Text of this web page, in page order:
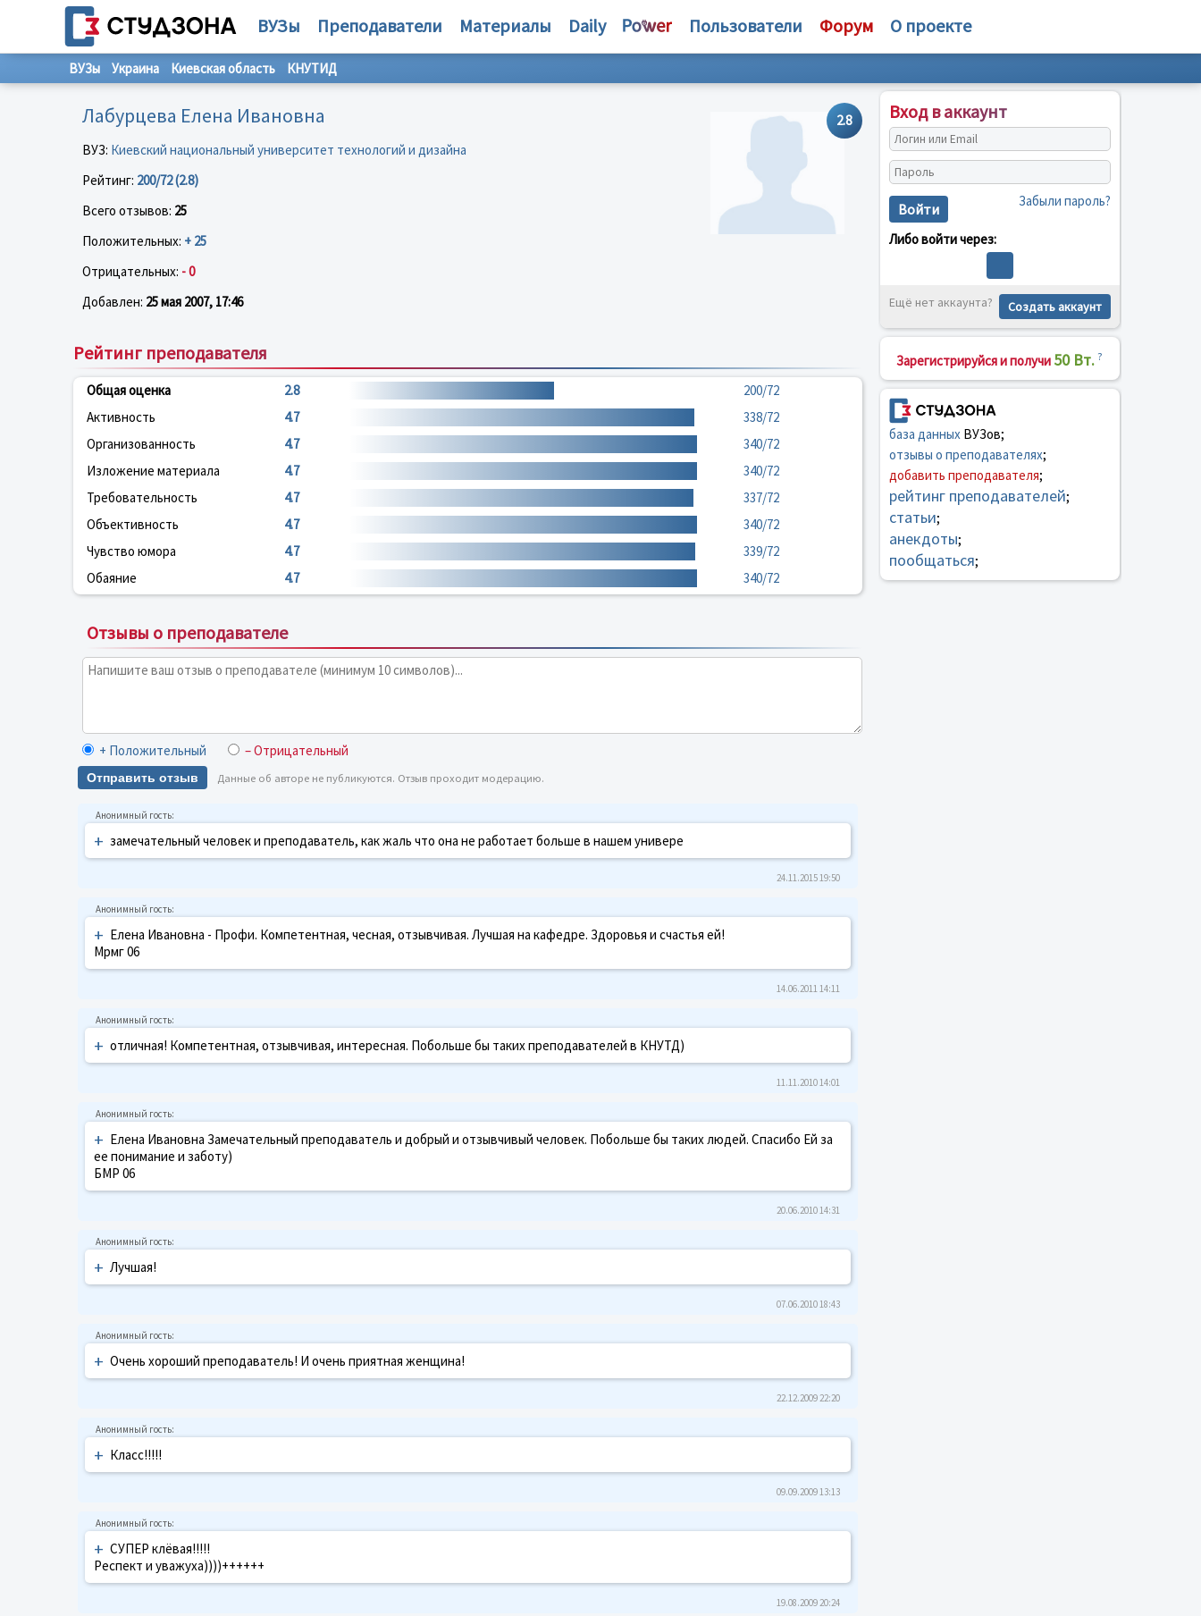
ВУЗы Преподаватели Материалы Daily Пользователи Форум О проекте
ВУЗы Украина Киевская область КНУТИД
2.8
Лабурцева Елена Ивановна
ВУЗ: Киевский национальный университет технологий и дизайна
Рейтинг: 200/72 (2.8)
Всего отзывов: 25
Положительных: + 25
Отрицательных: - 0
Добавлен: 25 мая 2007, 17:46
Рейтинг преподавателя
Общая оценка 2.8
200/72
Активность
4.7
338/72
Организованность
4.7
340/72
Изложение материала
4.7
340/72
Требовательность
4.7
337/72
Объективность
4.7
340/72
Чувство юмора
4.7
339/72
Обаяние
4.7 340/72
Отзывы о преподавателе
+ Положительный – Отрицательный
Отправить отзыв Данные об авторе не публикуются. Отзыв проходит модерацию.
+ замечательный человек и преподаватель, как жаль что она не работает больше в нашем универе
24.11.2015 19:50
+ Елена Ивановна - Профи. Компетентная, чесная, отзывчивая. Лучшая на кафедре. Здоровья и счастья ей!
Мрмг 06
14.06.2011 14:11
+ отличная! Компетентная, отзывчивая, интересная. Побольше бы таких преподавателей в КНУТД)
11.11.2010 14:01
+ Елена Ивановна Замечательный преподаватель и добрый и отзывчивый человек. Побольше бы таких людей. Спасибо Ей за
ее понимание и заботу)
БМР 06
20.06.2010 14:31
+ Лучшая!
07.06.2010 18:43
+ Очень хороший преподаватель! И очень приятная женщина!
22.12.2009 22:20
+ Класс!!!!!
09.09.2009 13:13
+ СУПЕР клёвая!!!!!
Респект и уважуха))))++++++
19.08.2009 20:24
Вход в аккаунт
Войти Забыли пароль?
Либо войти через:
Ещё нет аккаунта? Создать аккаунт
Зарегистрируйся и получи 50 Вт. ?
база данныхВУЗов;
отзывы о преподавателях;
добавить преподавателя;
рейтинг преподавателей;
статьи;
анекдоты;
пообщаться;